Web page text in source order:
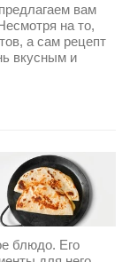
вам
на то,
а сам рецепт
вкусным и
блюдо. Его